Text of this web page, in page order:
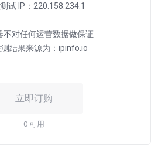
测试 IP：220.158.234.1
不对任何运营数据做保证
结果来源为：ipinfo.io
立即订购
0 可用